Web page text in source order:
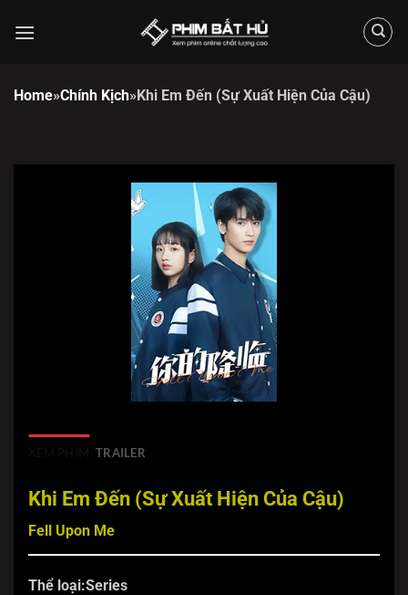
đến
Home»Chính Kịch»Khi Em Đến (Sự Xuất Hiện Của Cậu)
TRAILER
Khi Em Đến (Sự Xuất Hiện Của Cậu)
Fell Upon Me
Thể loại:Series